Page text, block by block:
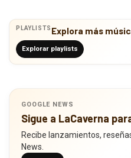
PLAYLISTS Explora más
Explorar playlists
GOOGLE NEWS
Sigue a LaCaverna
Recibe lanzamientos,
News.